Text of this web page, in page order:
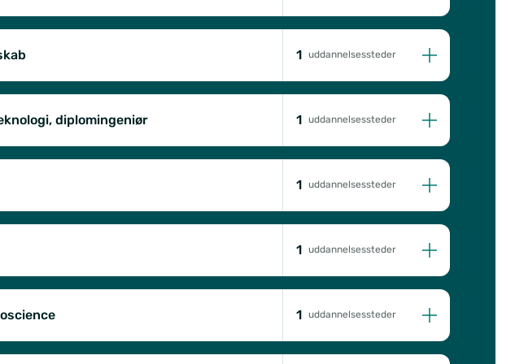
1 uddannelsessteder
diplomingeniør 1 uddannelsessteder
1 uddannelsessteder
1 uddannelsessteder
1 uddannelsessteder